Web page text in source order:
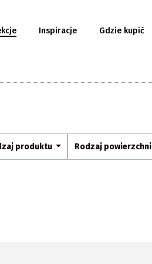
Inspiracje Gdzie kupić
produktu Rodzaj powierzchni